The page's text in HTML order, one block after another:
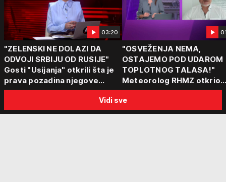
03:20
"ZELENSKI NE DOLAZI DA
ODVOJI SRBIJU OD RUSIJE"
Gosti "Usijanja" otkrili šta je
prava pozadina njegove
posete Beogradu
"OSVEŽENJA NEMA,
OSTAJEMO POD UDAROM
TOPLOTNOG TALASA!"
Meteorolog RHMZ otkrio
kakvo vreme nas čeka do
kraja avgusta
Vidi sve